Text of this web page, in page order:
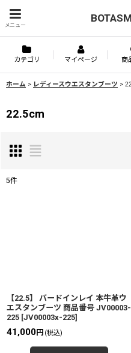
メニュー
カテゴリ マイページ 商
ホーム > レディースウエスタンブーツ >
22.5cm
5件
【22.5】 バードインレイ 本牛革ウ
エスタンブーツ 商品番号 JV00003-
225 [JV00003x-225]
41,000円 (税込)